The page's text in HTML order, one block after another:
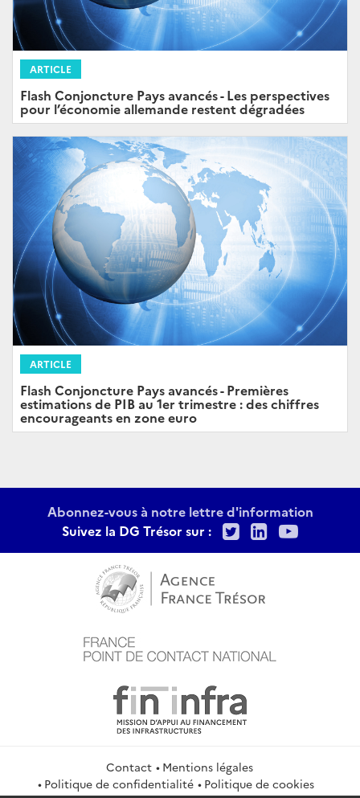
ARTICLE
Flash Conjoncture Pays avancés - Les perspectives
pour l’économie allemande restent dégradées
ARTICLE
Flash Conjoncture Pays avancés - Premières
estimations de PIB au 1er trimestre : des chiffres
encourageants en zone euro
Abonnez-vous à notre lettre d'information
Suivez la DG Trésor sur :
TwitterLinkedIn
Contact
Mentions légales
Politique de confidentialité
Politique de cookies